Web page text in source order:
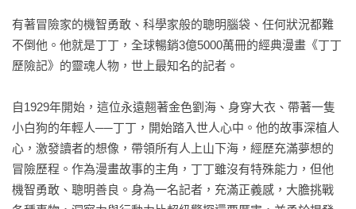
有著冒險家的機智勇敢、科學家般的聰明腦袋、任何狀況都難
不倒他。他就是丁丁，全球暢銷3億5000萬冊的經典漫畫《丁丁
歷險記》的靈魂人物，世上最知名的記者。
自1929年開始，這位永遠翹著金色劉海、身穿大衣、帶著一隻
小白狗的年輕人──丁丁，開始踏入世人心中。他的故事深植人
心，激發讀者的想像，帶領所有人上山下海，經歷充滿夢想的
冒險歷程。作為漫畫故事的主角，丁丁雖沒有特殊能力，但他
機智勇敢、聰明善良。身為一名記者，充滿正義感，大膽挑戰